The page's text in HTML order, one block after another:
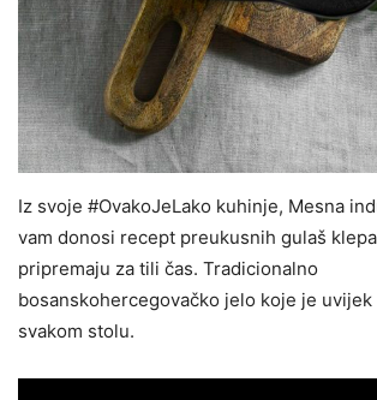
Iz svoje #OvakoJeLako kuhinje, Mesna
vam donosi recept preukusnih gulaš
pripremaju za tili čas. Tradicionalno
bosanskohercegovačko jelo koje je
svakom stolu.